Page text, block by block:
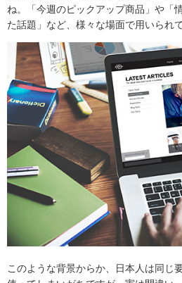
ね。「今週のピックアップ商品」や「
た話題」など、様々な場面で用いられて
このような背景からか、日本人は同じ